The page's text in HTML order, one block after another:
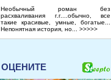
Необычный роман без
расхваливания г.г....обычно, все
такие красивые, умные, богатые...
Непонятная история, но... >>>>>
ОЦЕНИТЕ